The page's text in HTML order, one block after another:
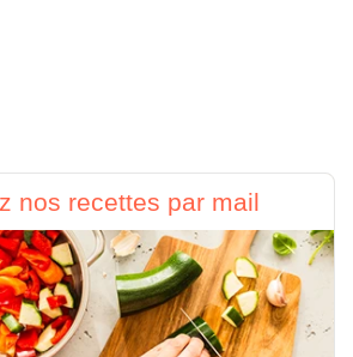
nos recettes par mail